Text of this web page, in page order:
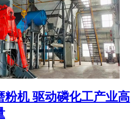
粉机 驱动磷化工产业高